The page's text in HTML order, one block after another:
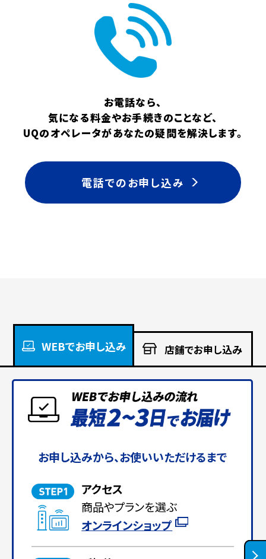
お電話なら、
気になる料金やお手続きのことなど、
UQのオペレータがあなたの疑問を解決します。
電話でのお申し込み
WEBでお申し込み 店舗でお申し込み
お申し込みから、お使いいただけるまで
アクセス
商品やプランを選ぶ
オンラインショップ